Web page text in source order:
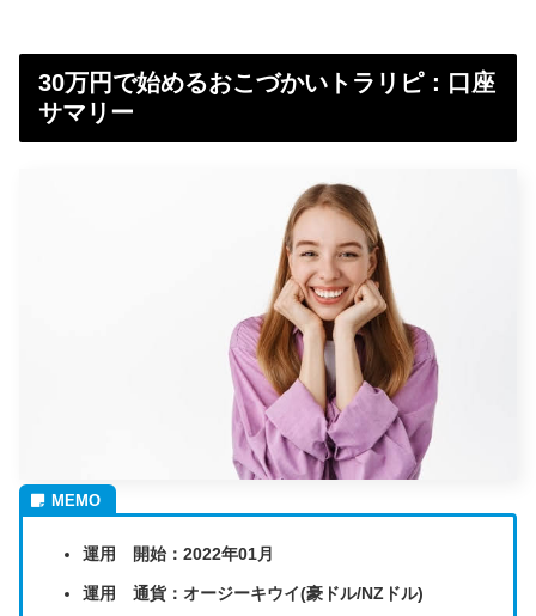
30万円で始めるおこづかいトラリピ：口座
サマリー
運用 開始：2022年01月
運用 通貨：オージーキウイ(豪ドル/NZドル)